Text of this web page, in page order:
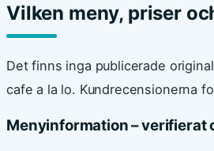
Vilken meny, priser
Det finns inga publicerade
cafe a la lo. Kundrecensionerna
Menyinformation – verifierat